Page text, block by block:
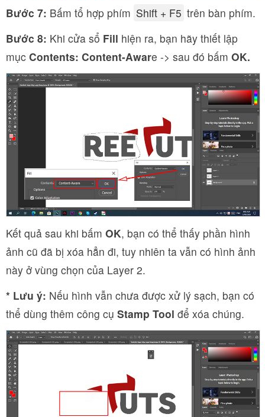
Bước 7: Bấm tổ hợp phím Shift + F5 trên bàn phím.
Bước 8: Khi cửa sổ Fill hiện ra, bạn hãy thiết lập
mục Contents: Content-Aware -> sau đó bấm OK.
Kết quả sau khi bấm OK, bạn có thể thấy phần hình
ảnh cũ đã bị xóa hẳn đi, tuy nhiên ta vẫn có hình ảnh
này ở vùng chọn của Layer 2.
* Lưu ý: Nếu hình vẫn chưa được xử lý sạch, bạn có
thể dùng thêm công cụ Stamp Tool để xóa chúng.